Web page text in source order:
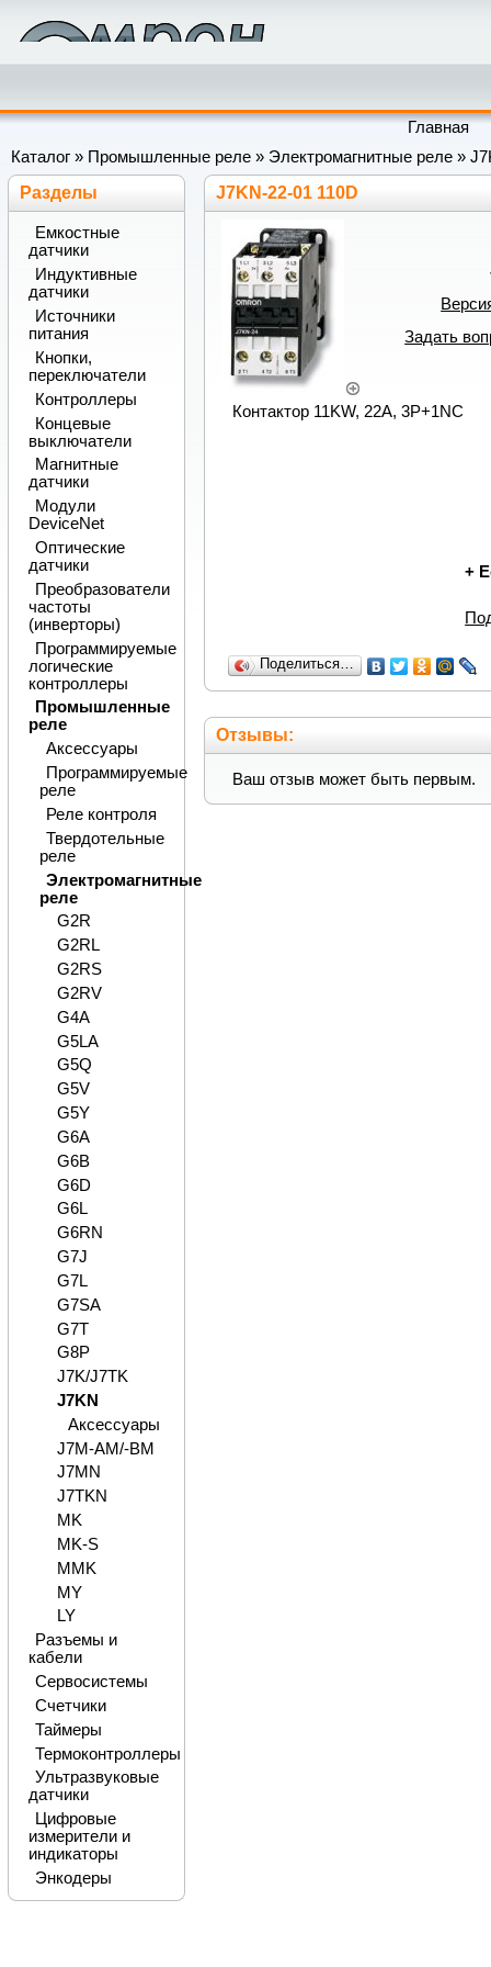
Главная
Каталог » Промышленные реле » Электромагнитные реле »
J7KN-22-01 110D
Задать
Контактор 11KW, 22A, 3P+1NC
+
Поделиться…
Отзывы:
Ваш отзыв может быть первым.
Разделы
Емкостные
датчики
Индуктивные
датчики
Источники
питания
Кнопки,
переключатели
Контроллеры
Концевые
выключатели
Магнитные
датчики
Модули
DeviceNet
Оптические
датчики
Преобразователи
частоты
(инверторы)
Программируемые
логические
контроллеры
Промышленные
реле
Аксессуары
Программируемые
реле
Реле контроля
Твердотельные
реле
Электромагнитные
реле
G2R
G2RL
G2RS
G2RV
G4A
G5LA
G5Q
G5V
G5Y
G6A
G6B
G6D
G6L
G6RN
G7J
G7L
G7SA
G7T
G8P
J7K/J7TK
J7KN
Аксессуары
J7M-AM/-BM
J7MN
J7TKN
MK
MK-S
MMK
MY
LY
Разъемы и
кабели
Сервосистемы
Счетчики
Таймеры
Термоконтроллеры
Ультразвуковые
датчики
Цифровые
измерители и
индикаторы
Энкодеры